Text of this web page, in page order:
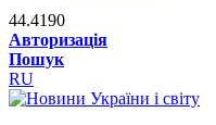
44.4190
Авторизація
Пошук
RU